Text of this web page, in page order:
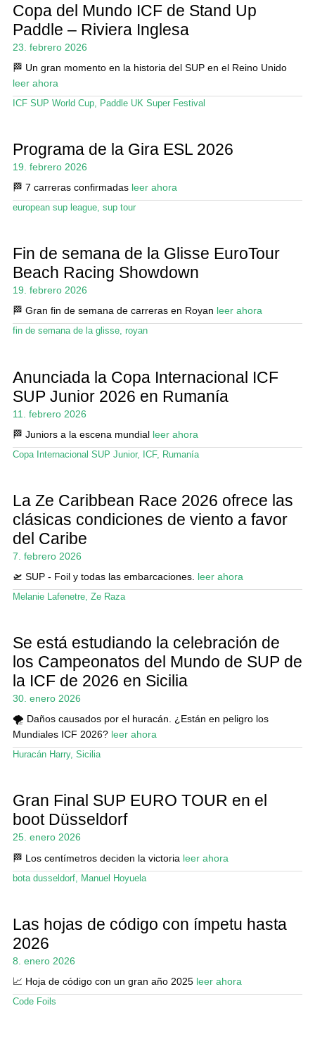
Copa del Mundo ICF de Stand Up
Paddle – Riviera Inglesa
23. febrero 2026
🏁 Un gran momento en la historia del SUP en el Reino Unido
leer ahora
ICF SUP World Cup, Paddle UK Super Festival
Programa de la Gira ESL 2026
19. febrero 2026
🏁 7 carreras confirmadas leer ahora
european sup league, sup tour
Fin de semana de la Glisse EuroTour
Beach Racing Showdown
19. febrero 2026
🏁 Gran fin de semana de carreras en Royan leer ahora
fin de semana de la glisse, royan
Anunciada la Copa Internacional ICF
SUP Junior 2026 en Rumanía
11. febrero 2026
🏁 Juniors a la escena mundial leer ahora
Copa Internacional SUP Junior, ICF, Rumanía
La Ze Caribbean Race 2026 ofrece las
clásicas condiciones de viento a favor
del Caribe
7. febrero 2026
🛫 SUP - Foil y todas las embarcaciones. leer ahora
Melanie Lafenetre, Ze Raza
Se está estudiando la celebración de
los Campeonatos del Mundo de SUP de
la ICF de 2026 en Sicilia
30. enero 2026
🌪️ Daños causados por el huracán. ¿Están en peligro los
Mundiales ICF 2026? leer ahora
Huracán Harry, Sicilia
Gran Final SUP EURO TOUR en el
boot Düsseldorf
25. enero 2026
🏁 Los centímetros deciden la victoria leer ahora
bota dusseldorf, Manuel Hoyuela
Las hojas de código con ímpetu hasta
2026
8. enero 2026
📈 Hoja de código con un gran año 2025 leer ahora
Code Foils